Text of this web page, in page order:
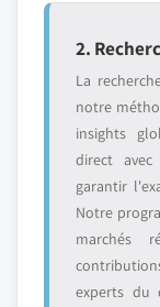
2.
La
notre
insights
direct
garantir
Notre
marchés
experts du